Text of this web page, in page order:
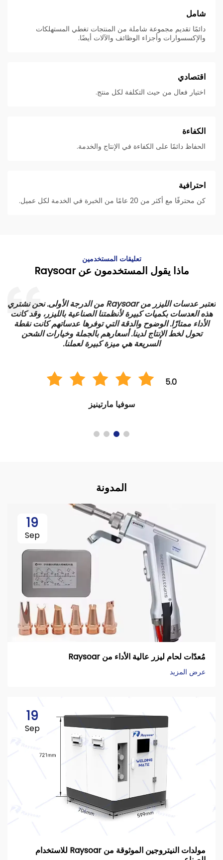
شامل
دائمًا تقديم مجموعة شاملة من المنتجات تغطي المستهلكات
والإكسسوارات وأجزاء الوظائف والآلات أيضًا.
اقتصادي
اختيار فعال من حيث التكلفة لكل منتج.
الكفاءة
الحفاظ دائمًا على الكفاءة في الإنتاج والخدمة.
احترافية
كن محترفًا مع أكثر من 20 عامًا من الخبرة في الخدمة لكل عميل.
تعليقات المستخدمين
ماذا يقول المستخدمون عن Raysoar
تعتبر عدسات الليزر من Raysoar من الدرجة الأولى. نحن نشتري
هذه العدسات بكميات كبيرة لأنظمتنا الصناعية بالليزر، وقد كانت
الأداء ممتازًا. الوضوح والدقة التي توفرها عدساتهم كانت نقطة
تحول لخط الإنتاج لدينا. أسعارهم بالجملة وخيارات الشحن
السريعة هي ميزة كبيرة لعملنا.
5.0
سوفيا مارتينيز
المدونة
19
Sep
مُعدّات لحام ليزر عالية الأداء من Raysoar
عرض المزيد
19
Sep
مولدات النيتروجين الموثوقة من Raysoar للاستخدام